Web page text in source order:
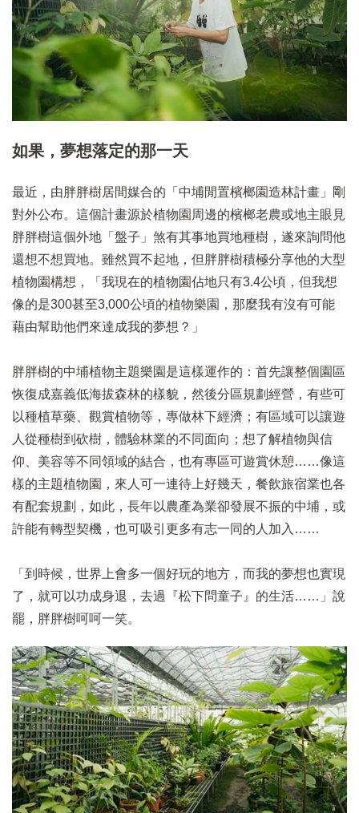
如果，夢想落定的那一天
最近，由胖胖樹居間媒合的「中埔閒置檳榔園造林計畫」剛
對外公布。這個計畫源於植物園周邊的檳榔老農或地主眼見
胖胖樹這個外地「盤子」煞有其事地買地種樹，遂來詢問他
還想不想買地。雖然買不起地，但胖胖樹積極分享他的大型
植物園構想，「我現在的植物園佔地只有3.4公頃，但我想
像的是300甚至3,000公頃的植物樂園，那麼我有沒有可能
藉由幫助他們來達成我的夢想？」
胖胖樹的中埔植物主題樂園是這樣運作的：首先讓整個園區
恢復成嘉義低海拔森林的樣貌，然後分區規劃經營，有些可
以種植草藥、觀賞植物等，專做林下經濟；有區域可以讓遊
人從種樹到砍樹，體驗林業的不同面向；想了解植物與信
仰、美容等不同領域的結合，也有專區可遊賞休憩……像這
樣的主題植物園，來人可一連待上好幾天，餐飲旅宿業也各
有配套規劃，如此，長年以農產為業卻發展不振的中埔，或
許能有轉型契機，也可吸引更多有志一同的人加入……
「到時候，世界上會多一個好玩的地方，而我的夢想也實現
了，就可以功成身退，去過『松下問童子』的生活……」說
罷，胖胖樹呵呵一笑。